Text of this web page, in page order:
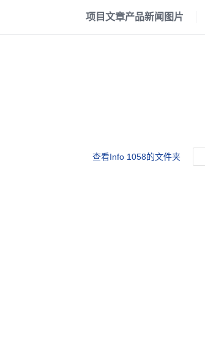
项目文章产品新闻 图片
查看Info 1058的文件夹